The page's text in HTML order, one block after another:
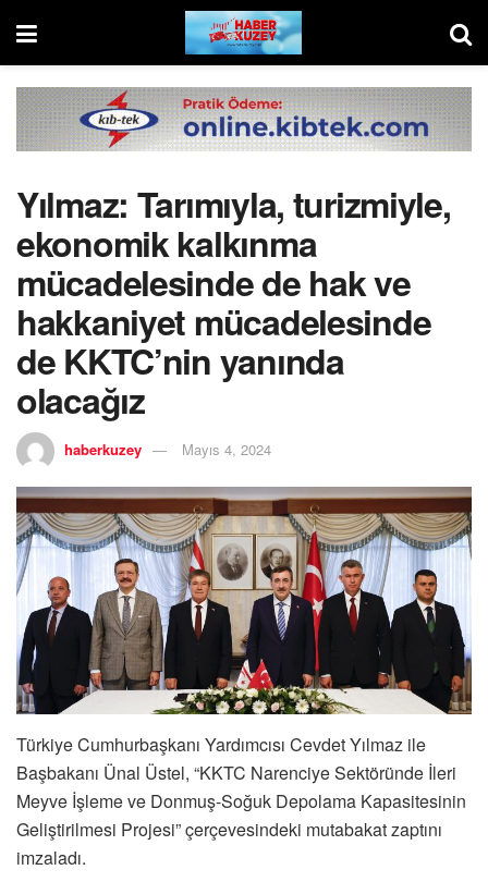
Yılmaz: Tarımıyla, turizmiyle,
ekonomik kalkınma
mücadelesinde de hak ve
hakkaniyet mücadelesinde
de KKTC’nin yanında
olacağız
haberkuzey Mayıs 4, 2024
Türkiye Cumhurbaşkanı Yardımcısı Cevdet Yılmaz ile
Başbakanı Ünal Üstel, “KKTC Narenciye Sektöründe İleri
Meyve İşleme ve Donmuş-Soğuk Depolama Kapasitesinin
Geliştirilmesi Projesi” çerçevesindeki mutabakat zaptını
imzaladı.